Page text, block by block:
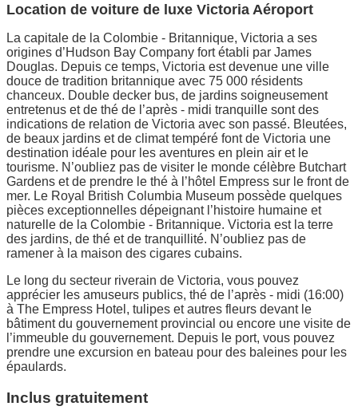
Location de voiture de luxe Victoria Aéroport
La capitale de la Colombie - Britannique, Victoria a ses
origines d’Hudson Bay Company fort établi par James
Douglas. Depuis ce temps, Victoria est devenue une ville
douce de tradition britannique avec 75 000 résidents
chanceux. Double decker bus, de jardins soigneusement
entretenus et de thé de l’après - midi tranquille sont des
indications de relation de Victoria avec son passé. Bleutées,
de beaux jardins et de climat tempéré font de Victoria une
destination idéale pour les aventures en plein air et le
tourisme. N’oubliez pas de visiter le monde célèbre Butchart
Gardens et de prendre le thé à l’hôtel Empress sur le front de
mer. Le Royal British Columbia Museum possède quelques
pièces exceptionnelles dépeignant l’histoire humaine et
naturelle de la Colombie - Britannique. Victoria est la terre
des jardins, de thé et de tranquillité. N’oubliez pas de
ramener à la maison des cigares cubains.
Le long du secteur riverain de Victoria, vous pouvez
apprécier les amuseurs publics, thé de l’après - midi (16:00)
à The Empress Hotel, tulipes et autres fleurs devant le
bâtiment du gouvernement provincial ou encore une visite de
l’immeuble du gouvernement. Depuis le port, vous pouvez
prendre une excursion en bateau pour des baleines pour les
épaulards.
Inclus gratuitement